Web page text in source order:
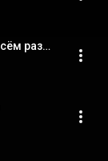
Десять минут четвёртого (Лето во всём разгаре)